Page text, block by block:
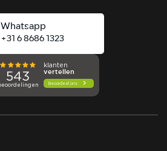
Whatsapp
+31 6 8686 1323